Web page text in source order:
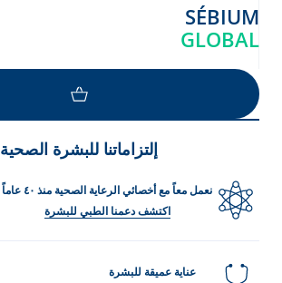
SÉBIUM
GLOBAL
إلتزاماتنا للبشرة الصحية
نعمل معاً مع أخصائي الرعاية الصحية منذ ٤٠ عاماً
اكتشف دعمنا الطبي للبشرة
عناية عميقة للبشرة